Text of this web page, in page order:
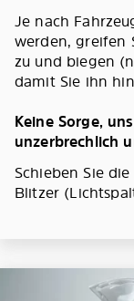
Je nach
werden, greifen
zu und biegen
damit Sie ihn
Keine Sorge,
unzerbrechlich
Schieben Sie
Blitzer